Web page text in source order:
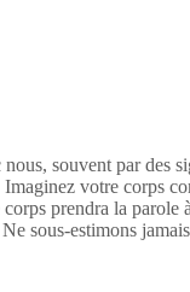
souvent par des
votre corps
prendra la parole
sous-estimons